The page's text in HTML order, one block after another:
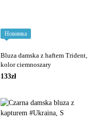
Новинка
Bluza damska z haftem Trident,
kolor ciemnoszary
133zł